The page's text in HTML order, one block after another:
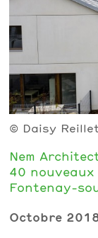
© Daisy
Nem
40 nouveaux
Fontenay-
Octobre